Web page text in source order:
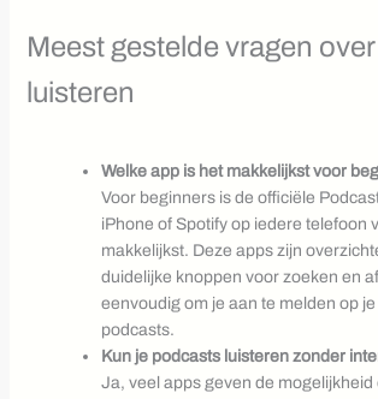
Meest gestelde vragen
luisteren
Welke app is het makkelijkst voor
Voor beginners is de officiële
iPhone of Spotify op iedere telefoon
makkelijkst. Deze apps zijn
duidelijke knoppen voor zoeken en
eenvoudig om je aan te melden op
podcasts.
Kun je podcasts luisteren zonder
Ja, veel apps geven de